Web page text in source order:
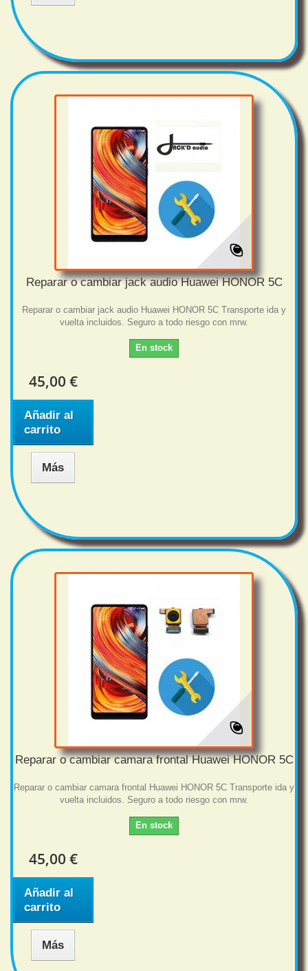
Reparar o cambiar jack audio Huawei HONOR 5C
Reparar o cambiar jack audio Huawei HONOR 5C Transporte ida y
vuelta incluidos. Seguro a todo riesgo con mrw.
En stock
45,00 €
Añadir al
carrito
Más
Reparar o cambiar camara frontal Huawei HONOR 5C
Reparar o cambiar camara frontal Huawei HONOR 5C Transporte ida y
vuelta incluidos. Seguro a todo riesgo con mrw.
En stock
45,00 €
Añadir al
carrito
Más